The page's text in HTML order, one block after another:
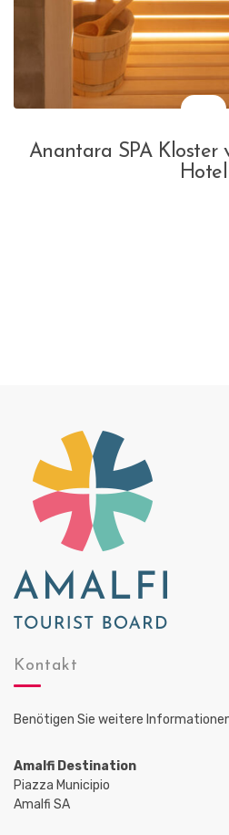
Anantara SPA Kloster
Hotel
Kontakt
Benötigen Sie weitere
Amalfi Destination
Piazza Municipio
Amalfi SA